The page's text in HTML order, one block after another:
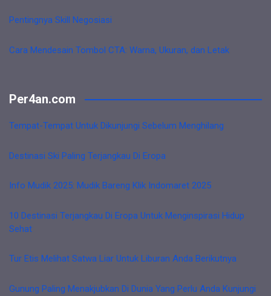
Pentingnya Skill Negosiasi
Cara Mendesain Tombol CTA: Warna, Ukuran, dan Letak
Per4an.com
Tempat-Tempat Untuk Dikunjungi Sebelum Menghilang
Destinasi Ski Paling Terjangkau Di Eropa
Info Mudik 2025: Mudik Bareng Klik Indomaret 2025
10 Destinasi Terjangkau Di Eropa Untuk Menginspirasi Hidup
Sehat
Tur Etis Melihat Satwa Liar Untuk Liburan Anda Berikutnya
Gunung Paling Menakjubkan Di Dunia Yang Perlu Anda Kunjungi